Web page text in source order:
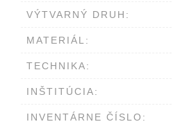
VÝTVARNÝ DRUH:
MATERIÁL:
TECHNIKA:
INŠTITÚCIA:
INVENTÁRNE ČÍSLO: